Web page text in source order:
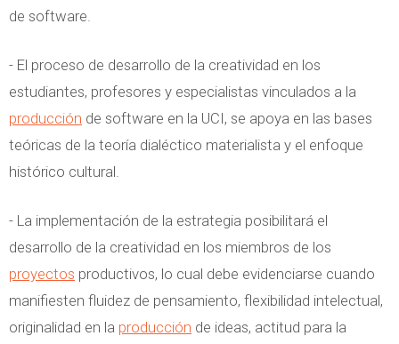
de software.
- El proceso de desarrollo de la creatividad en los
estudiantes, profesores y especialistas vinculados a la
producción de software en la UCI, se apoya en las bases
teóricas de la teoría dialéctico materialista y el enfoque
histórico cultural.
- La implementación de la estrategia posibilitará el
desarrollo de la creatividad en los miembros de los
proyectos productivos, lo cual debe evidenciarse cuando
manifiesten fluidez de pensamiento, flexibilidad intelectual,
originalidad en la producción de ideas, actitud para la